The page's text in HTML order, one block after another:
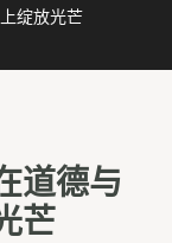
绽放光芒
道德与
芒